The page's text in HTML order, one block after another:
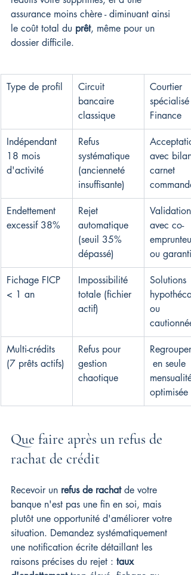
assurance moins chère - diminuant ainsi
le coût total du prêt, même pour un
dossier difficile.
Type de profil
Circuit
bancaire
classique
Courtier
spécialisé
Finance
Indépendant
18 mois
d'activité
Refus
systématique
(ancienneté
insuffisante)
avec
carnet
Endettement
excessif 38%
Rejet
automatique
(seuil 35%
dépassé)
Validation
avec co-
emprunteur
ou garantie
Fichage FICP
< 1 an
Impossibilité
totale (fichier
actif)
Solutions
ou
cautionnées
Multi-crédits
(7 prêts actifs)
Refus pour
gestion
chaotique
en seule
mensualité
optimisée
Que faire après un refus de
rachat de crédit
Recevoir un refus de rachat de votre
banque n'est pas une fin en soi, mais
plutôt une opportunité d'améliorer votre
situation. Demandez systématiquement
une notification écrite détaillant les
raisons précises du rejet : taux